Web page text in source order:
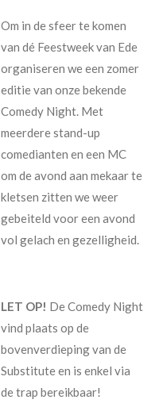
Om in de sfeer te komen
van dé Feestweek van Ede
organiseren we een zomer
editie van onze bekende
Comedy Night. Met
meerdere stand-up
comedianten en een MC
om de avond aan mekaar te
kletsen zitten we weer
gebeiteld voor een avond
vol gelach en gezelligheid.
LET OP! De Comedy Night
vind plaats op de
bovenverdieping van de
Substitute en is enkel via
de trap bereikbaar!